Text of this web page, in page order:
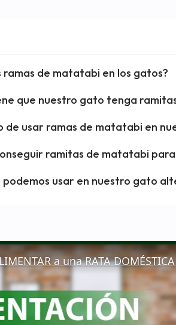
ramas de matatabi en los gatos?
que nuestro gato tenga
de usar ramas de matatabi en
ramitas de matatabi
podemos usar en nuestro gato